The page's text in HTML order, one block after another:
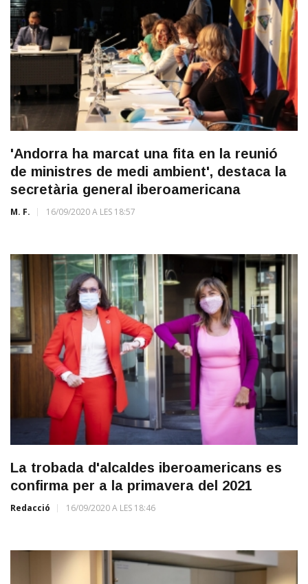
'Andorra ha marcat una fita en la reunió
de ministres de medi ambient', destaca la
secretària general iberoamericana
M. F. 16/09/2020 A LES 18:57
La trobada d'alcaldes iberoamericans es
confirma per a la primavera del 2021
Redacció 16/09/2020 A LES 18:46